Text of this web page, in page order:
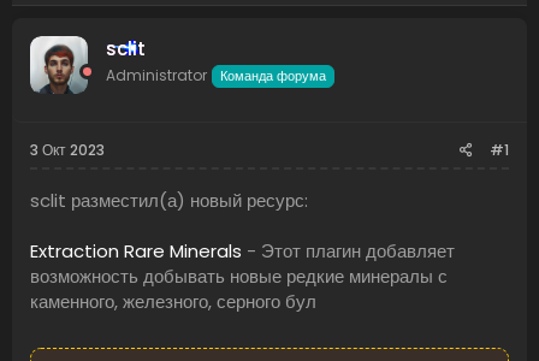
а
sclit
Administrator Команда форума
3 Окт 2023 #1
sclit разместил(а) новый ресурс:
Extraction Rare Minerals - Этот плагин добавляет
возможность добывать новые редкие минералы с
каменного, железного, серного бул